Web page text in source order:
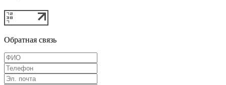
Обратная связь